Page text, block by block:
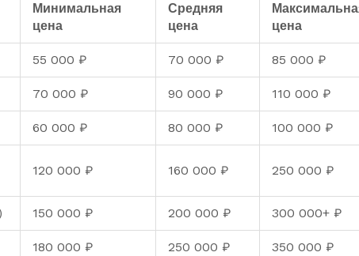
Минимальная
цена
Средняя
цена
цена
55 000 ₽ 70 000 ₽ 85 000 ₽
70 000 ₽ 90 000 ₽ 110 000 ₽
60 000 ₽ 80 000 ₽ 100 000 ₽
120 000 ₽ 160 000 ₽ 250 000 ₽
150 000 ₽ 200 000 ₽ 300 000+ ₽
180 000 ₽ 250 000 ₽ 350 000 ₽